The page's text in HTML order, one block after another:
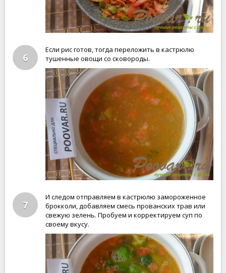
6
Если рис готов, тогда переложить в кастрюлю
тушенные овощи со сковороды.
7
И следом отправляем в кастрюлю замороженное
брокколи, добавляем смесь прованских трав или
свежую зелень. Пробуем и корректируем суп по
своему вкусу.